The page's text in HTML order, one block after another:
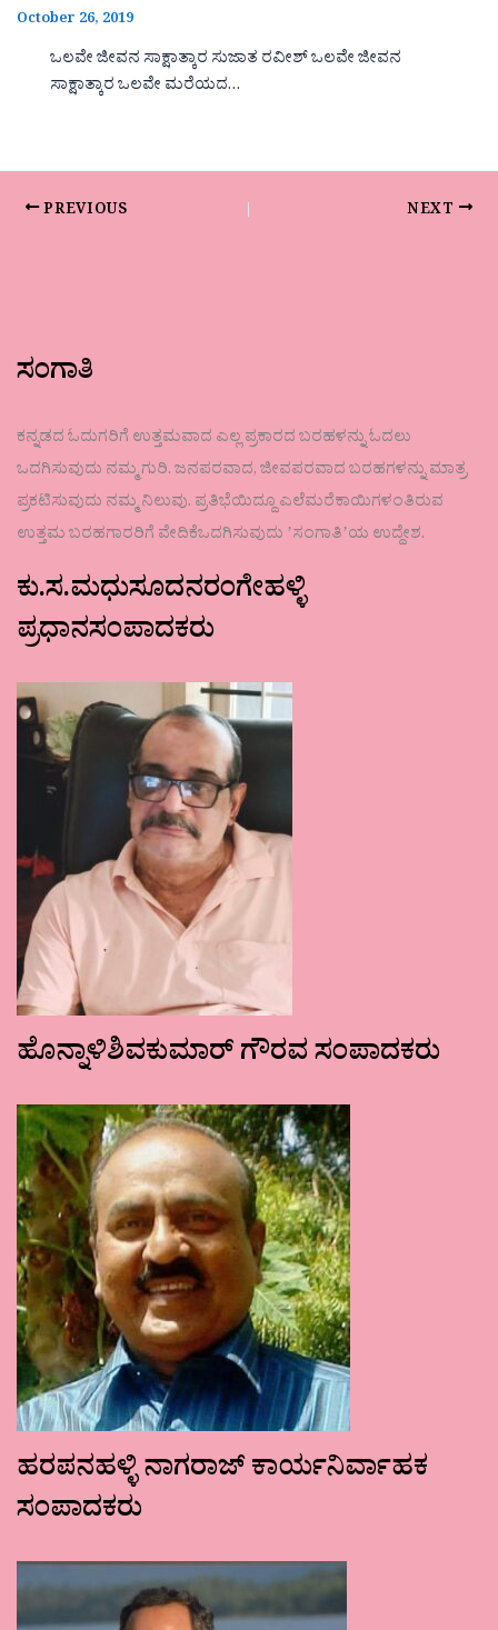
October 26, 2019
ಒಲವೇ ಜೀವನ ಸಾಕ್ಷಾತ್ಕಾರ ಸುಜಾತ ರವೀಶ್ ಒಲವೇ ಜೀವನ
ಸಾಕ್ಷಾತ್ಕಾರ ಒಲವೇ ಮರೆಯದ…
PREVIOUS NEXT
ಸಂಗಾತಿ
ಕನ್ನಡದ ಓದುಗರಿಗೆ ಉತ್ತಮವಾದ ಎಲ್ಲ ಪ್ರಕಾರದ ಬರಹಳನ್ನು ಓದಲು
ಒದಗಿಸುವುದು ನಮ್ಮ ಗುರಿ. ಜನಪರವಾದ, ಜೀವಪರವಾದ ಬರಹಗಳನ್ನು ಮಾತ್ರ
ಪ್ರಕಟಿಸುವುದು ನಮ್ಮ ನಿಲುವು. ಪ್ರತಿಭೆಯಿದ್ದೂ ಎಲೆಮರೆಕಾಯಿಗಳಂತಿರುವ
ಉತ್ತಮ ಬರಹಗಾರರಿಗೆ ವೇದಿಕೆಒದಗಿಸುವುದು ʼಸಂಗಾತಿʼಯ ಉದ್ದೇಶ.
ಕು.ಸ.ಮಧುಸೂದನರಂಗೇಹಳ್ಳಿ
ಪ್ರಧಾನಸಂಪಾದಕರು
ಹೊನ್ನಾಳಿಶಿವಕುಮಾರ್ ಗೌರವ ಸಂಪಾದಕರು
ಹರಪನಹಳ್ಳಿ ನಾಗರಾಜ್ ಕಾರ್ಯನಿರ್ವಾಹಕ
ಸಂಪಾದಕರು